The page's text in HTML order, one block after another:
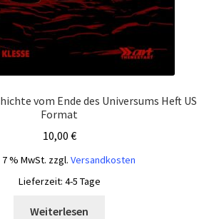
vom Ende des Universums Heft US
Format
10,00 €
% MwSt. zzgl. Versandkosten
Lieferzeit: 4-5 Tage
Weiterlesen